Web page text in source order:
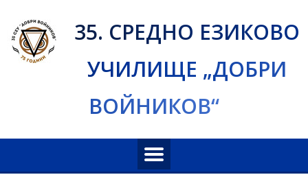
content
35. СРЕДНО ЕЗИКОВО
УЧИЛИЩЕ „ДОБРИ
ВОЙНИКОВ“